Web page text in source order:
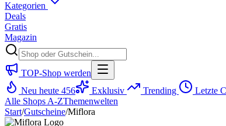
Kategorien
Deals
Gratis
Magazin
TOP-Shop werden
Neu heute 456 Exklusiv Trending Letzte
Alle Shops A-ZThemenwelten
Start/Gutscheine/Miflora